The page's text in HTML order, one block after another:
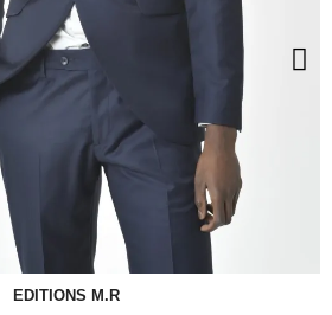
EDITIONS M.R